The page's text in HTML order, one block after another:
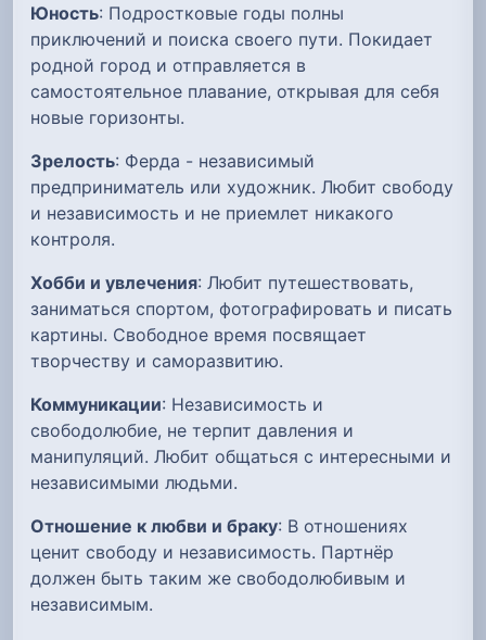
Юность: Подростковые годы полны
приключений и поиска своего пути. Покидает
родной город и отправляется в
самостоятельное плавание, открывая для себя
новые горизонты.
Зрелость: Ферда - независимый
предприниматель или художник. Любит свободу
и независимость и не приемлет никакого
контроля.
Хобби и увлечения: Любит путешествовать,
заниматься спортом, фотографировать и писать
картины. Свободное время посвящает
творчеству и саморазвитию.
Коммуникации: Независимость и
свободолюбие, не терпит давления и
манипуляций. Любит общаться с интересными и
независимыми людьми.
Отношение к любви и браку: В отношениях
ценит свободу и независимость. Партнёр
должен быть таким же свободолюбивым и
независимым.